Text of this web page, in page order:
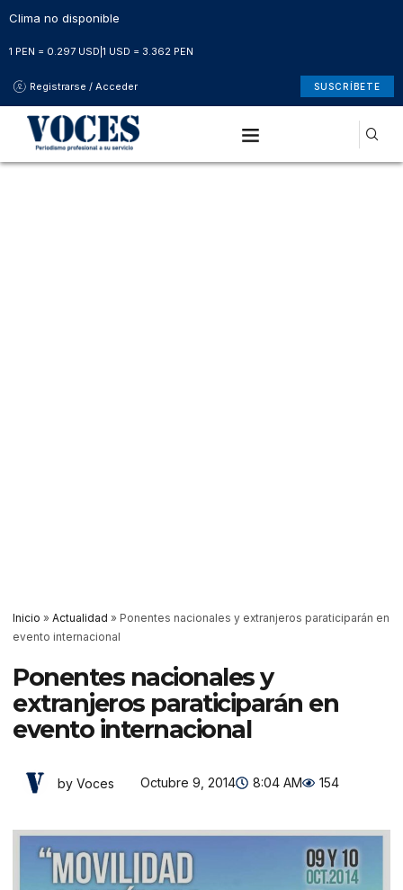
Clima no disponible
1 PEN = 0.297 USD 1 USD = 3.362 PEN
Registrarse / Acceder SUSCRÍBETE
Inicio » Actualidad » Ponentes nacionales y extranjeros paraticiparán en
evento internacional
Ponentes nacionales y
extranjeros paraticiparán en
evento internacional
by Voces Octubre 9, 2014 8:04 AM 154